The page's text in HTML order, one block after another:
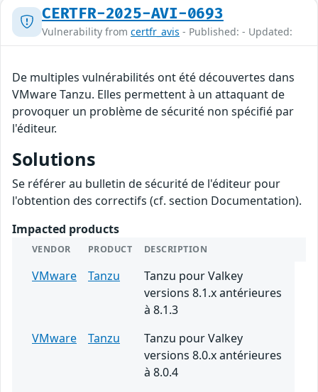
CERTFR-2025-AVI-0693
Vulnerability from certfr_avis - Published: - Updated:
De multiples vulnérabilités ont été découvertes dans
VMware Tanzu. Elles permettent à un attaquant de
provoquer un problème de sécurité non spécifié par
l'éditeur.
Solutions
Se référer au bulletin de sécurité de l'éditeur pour
l'obtention des correctifs (cf. section Documentation).
Impacted products
VENDOR PRODUCT DESCRIPTION
VMware Tanzu
Tanzu pour Valkey
versions 8.1.x antérieures
à 8.1.3
VMware
Tanzu
Tanzu pour Valkey
versions 8.0.x antérieures
à 8.0.4